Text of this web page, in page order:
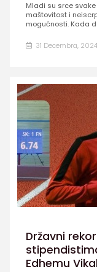
Mladi su srce
maštovitost i
mogućnosti. Kada
31 Decembra, 2024
Državni
Edhemu